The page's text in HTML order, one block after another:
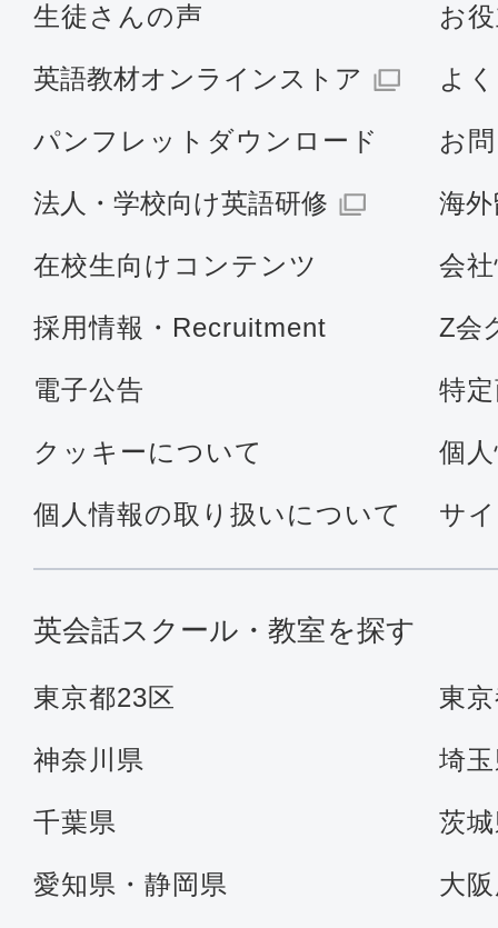
生徒さんの声 お
英語教材オンラインストア よ
パンフレットダウンロード お
法人・学校向け英語研修 海
在校生向けコンテンツ 会
採用情報・Recruitment Z会
電子公告 特
クッキーについて 個
個人情報の取り扱いについて サ
英会話スクール・教室を探す
東京都23区 東
神奈川県 埼
千葉県 茨
愛知県・静岡県 大